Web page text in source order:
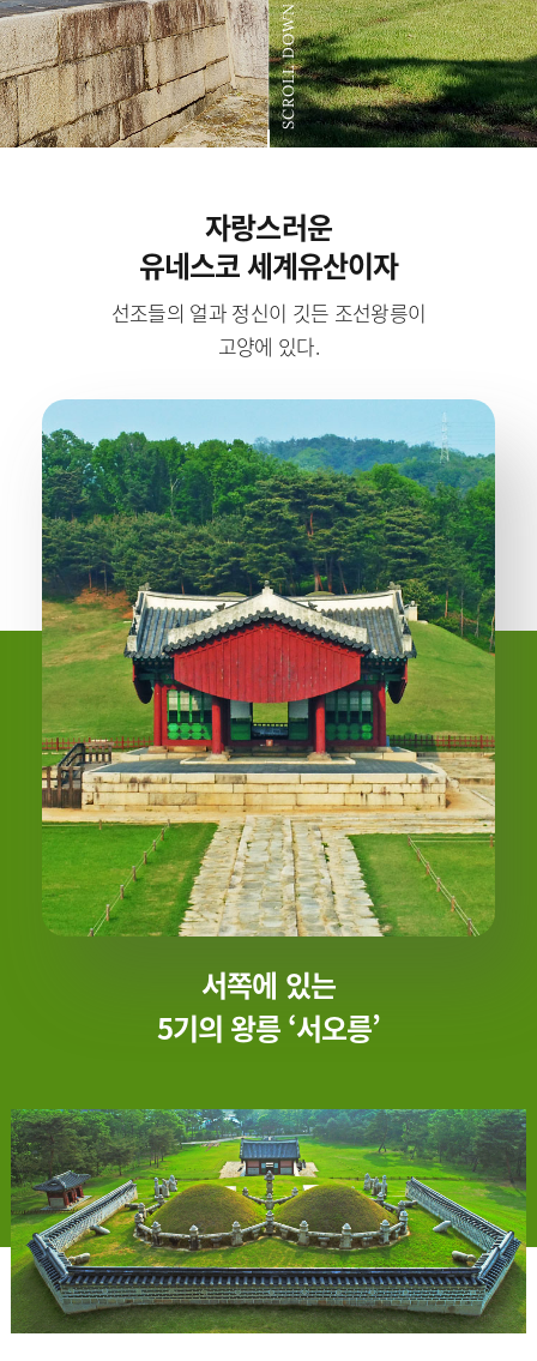
SCROLL DOWN
자랑스러운
유네스코 세계유산이자
선조들의 얼과 정신이 깃든 조선왕릉이
고양에 있다.
서쪽에 있는
5기의 왕릉 ‘서오릉’